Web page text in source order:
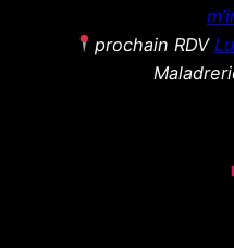
prochain RDV